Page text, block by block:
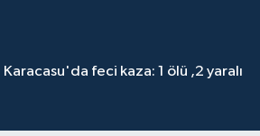
Karacasu'da feci kaza: 1 ölü ,2 yaralı